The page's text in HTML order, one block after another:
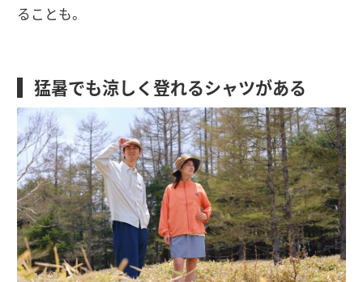
ることも。
猛暑でも涼しく登れるシャツがある